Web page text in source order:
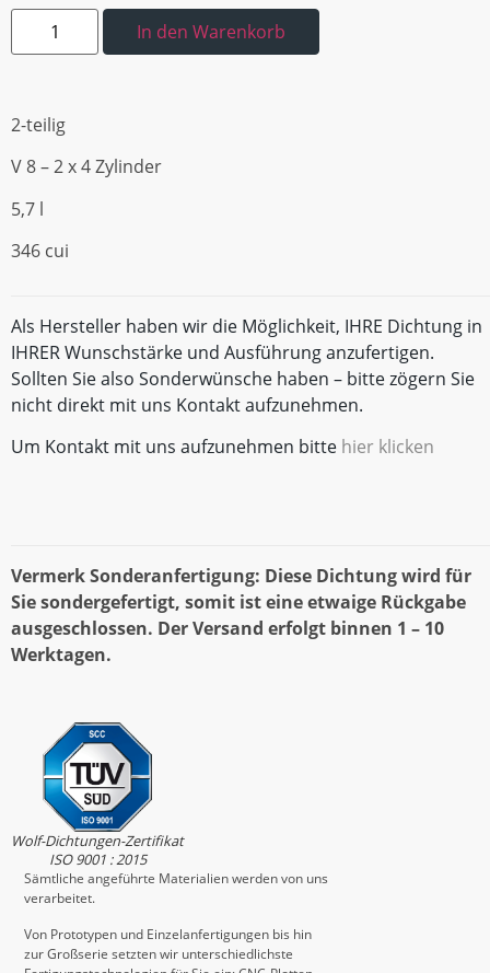
In den Warenkorb
2-teilig
V 8 – 2 x 4 Zylinder
5,7 l
346 cui
Als Hersteller haben wir die Möglichkeit, IHRE Dichtung in
IHRER Wunschstärke und Ausführung anzufertigen.
Sollten Sie also Sonderwünsche haben – bitte zögern Sie
nicht direkt mit uns Kontakt aufzunehmen.
Um Kontakt mit uns aufzunehmen bitte hier klicken
Vermerk Sonderanfertigung: Diese Dichtung wird für
Sie sondergefertigt, somit ist eine etwaige Rückgabe
ausgeschlossen. Der Versand erfolgt binnen 1 – 10
Werktagen.
Wolf-Dichtungen-Zertifikat
ISO 9001 : 2015
Sämtliche angeführte Materialien werden von uns
verarbeitet.
Von Prototypen und Einzelanfertigungen bis hin
zur Großserie setzten wir unterschiedlichste